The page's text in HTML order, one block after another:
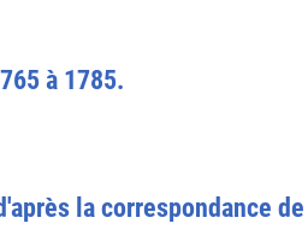
à 1785.
la correspondance